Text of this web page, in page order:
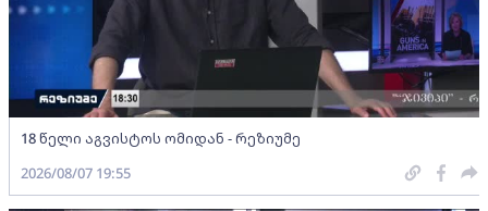
18 წელი აგვისტოს ომიდან - რეზიუმე
2026/08/07 19:55